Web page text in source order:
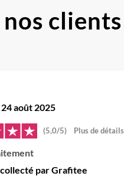
nos clients
août 2025
(5,0/5) Plus de détails
par Grafitee